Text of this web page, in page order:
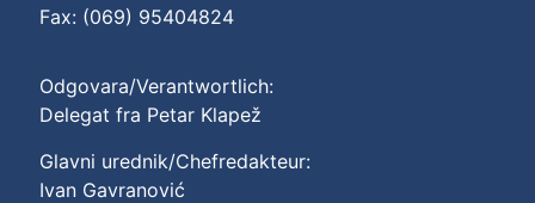
Fax: (069) 95404824
Odgovara/Verantwortlich:
Delegat fra Petar Klapež
Glavni urednik/Chefredakteur:
Ivan Gavranović